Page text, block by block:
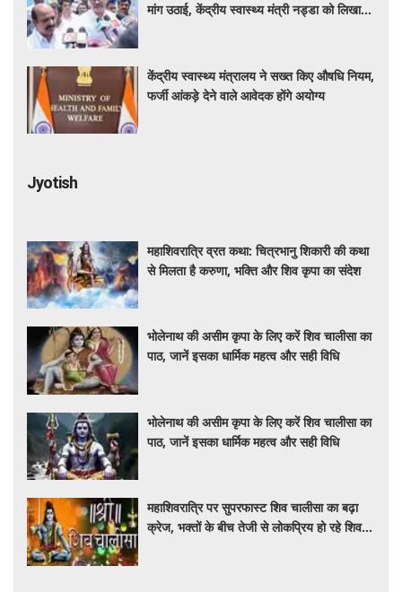
मांग उठाई, केंद्रीय स्वास्थ्य मंत्री नड्डा को लिखा
केंद्रीय स्वास्थ्य मंत्रालय ने सख्त किए औषधि नियम,
फर्जी आंकड़े देने वाले आवेदक होंगे अयोग्य
Jyotish
महाशिवरात्रि व्रत कथा: चित्रभानु शिकारी की कथा
से मिलता है करुणा, भक्ति और शिव कृपा का संदेश
भोलेनाथ की असीम कृपा के लिए करें शिव चालीसा का
पाठ, जानें इसका धार्मिक महत्व और सही विधि
भोलेनाथ की असीम कृपा के लिए करें शिव चालीसा का
पाठ, जानें इसका धार्मिक महत्व और सही विधि
महाशिवरात्रि पर सुपरफास्ट शिव चालीसा का बढ़ा
क्रेज, भक्तों के बीच तेजी से लोकप्रिय हो रहे शिव